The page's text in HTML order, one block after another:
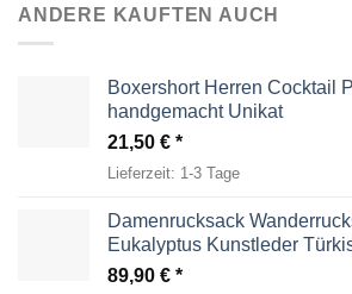
ANDERE KAUFTEN AUCH
Boxershort Herren Cocktail
handgemacht Unikat
21,50 €
Lieferzeit: 1-3 Tage
Damenrucksack
Eukalyptus Kunstleder
89,90 €